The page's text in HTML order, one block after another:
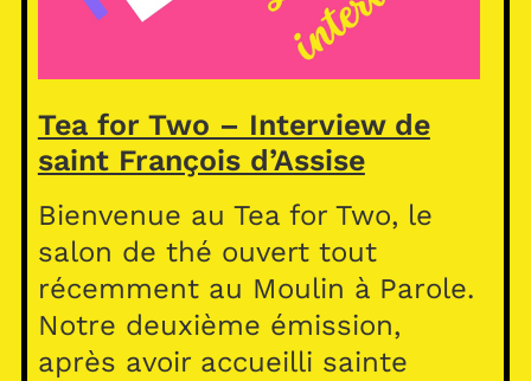
Tea for Two – Interview de
saint François d’Assise
Bienvenue au Tea for Two, le
salon de thé ouvert tout
récemment au Moulin à Parole.
Notre deuxième émission,
après avoir accueilli sainte